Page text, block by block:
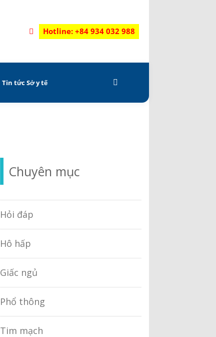
Hotline: +84 934 032 988
Tin tức Sở y tế
Chuyên mục
Hỏi đáp
Hô hấp
Giấc ngủ
Phổ thông
Tim mạch